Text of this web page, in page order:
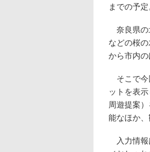
までの予定
奈良県の
などの桜
から市内の
そこで今
ットを表
周遊提案
能なほか、
入力情報